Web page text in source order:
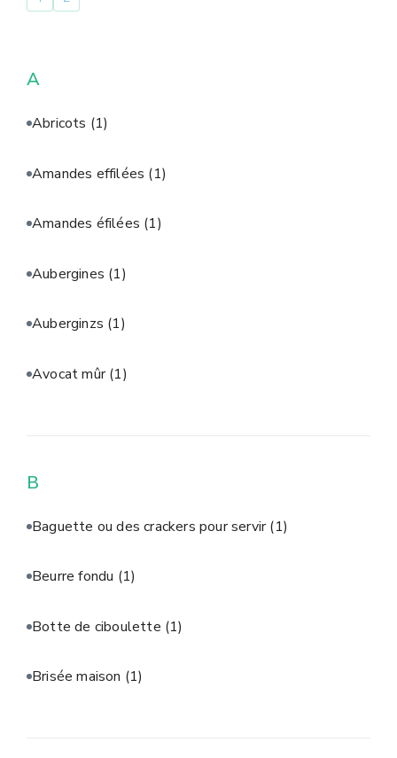
A
Abricots (1)
Amandes effilées (1)
Amandes éfilées (1)
Aubergines (1)
Auberginzs (1)
Avocat mûr(1)
B
Baguette ou des crackers pour servir(1)
Beurre fondu (1)
Botte de ciboulette (1)
Brisée maison (1)